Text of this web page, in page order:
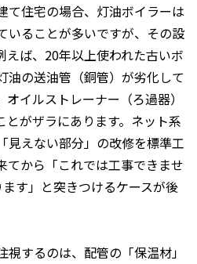
て住宅の場合、灯油ボイラーは
いることが多いですが、その設
えば、20年以上使われた古いボ
油の送油管（銅管）が劣化して
イルストレーナー（ろ過器）
とがザラにあります。ネット系
見えない部分」の改修を標準工
てから「これでは工事できませ
す」と突きつけるケースが後
するのは、配管の「保温材」